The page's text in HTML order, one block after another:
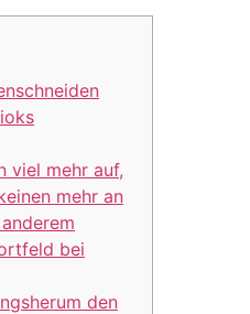
viel mehr auf,
mehr an
bei
den